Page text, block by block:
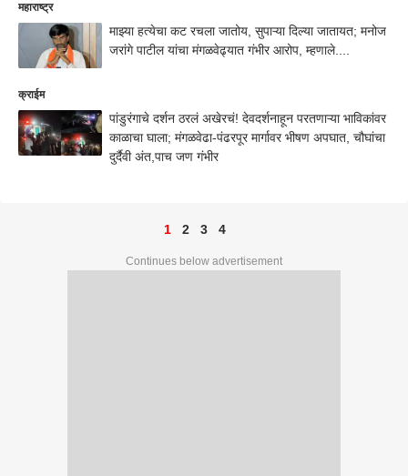
महाराष्ट्र
माझ्या हत्येचा कट रचला जातोय, सुपाऱ्या दिल्या जातायत; मनोज
जरांगे पाटील यांचा मंगळवेढ्यात गंभीर आरोप, म्हणाले....
क्राईम
पांडुरंगाचे दर्शन ठरलं अखेरचं! देवदर्शनाहून परतणाऱ्या भाविकांवर
काळाचा घाला; मंगळवेढा-पंढरपूर मार्गावर भीषण अपघात, चौघांचा
दुर्दैवी अंत,पाच जण गंभीर
1 2 3 4
Continues below advertisement